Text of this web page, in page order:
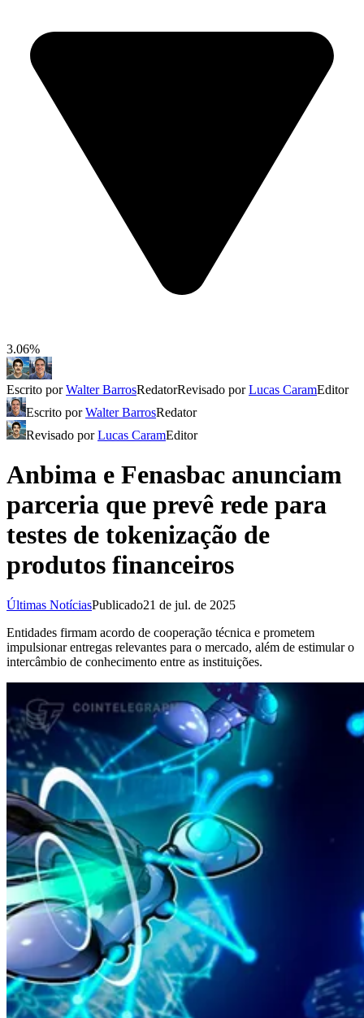
3.06%
Escrito porWalter BarrosRedatorRevisado porLucas CaramEditor
Escrito porWalter BarrosRedator
Revisado porLucas CaramEditor
Anbima e Fenasbac anunciam
parceria que prevê rede para
testes de tokenização de
produtos financeiros
Últimas NotíciasPublicado21 de jul. de 2025
Entidades firmam acordo de cooperação técnica e prometem
impulsionar entregas relevantes para o mercado, além de estimular o
intercâmbio de conhecimento entre as instituições.